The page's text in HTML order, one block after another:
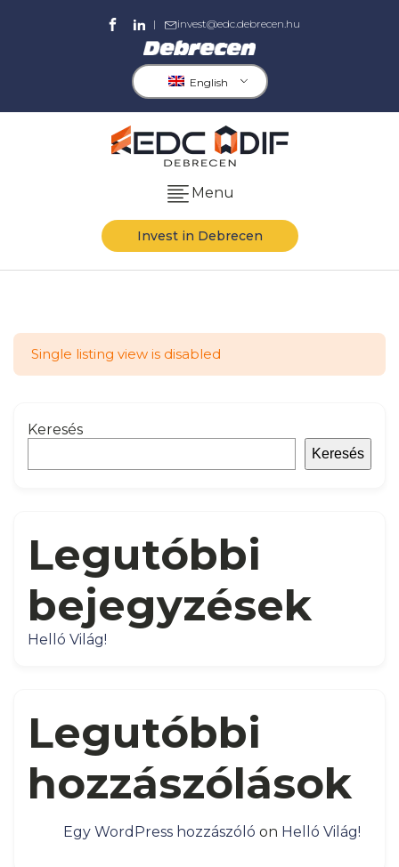
| invest@edc.debrecen.hu
English
Menu
Invest in Debrecen
Single listing view is disabled
Keresés
Keresés
Legutóbbi
bejegyzések
Helló Világ!
Legutóbbi
hozzászólások
Egy WordPress hozzászóló on Helló Világ!